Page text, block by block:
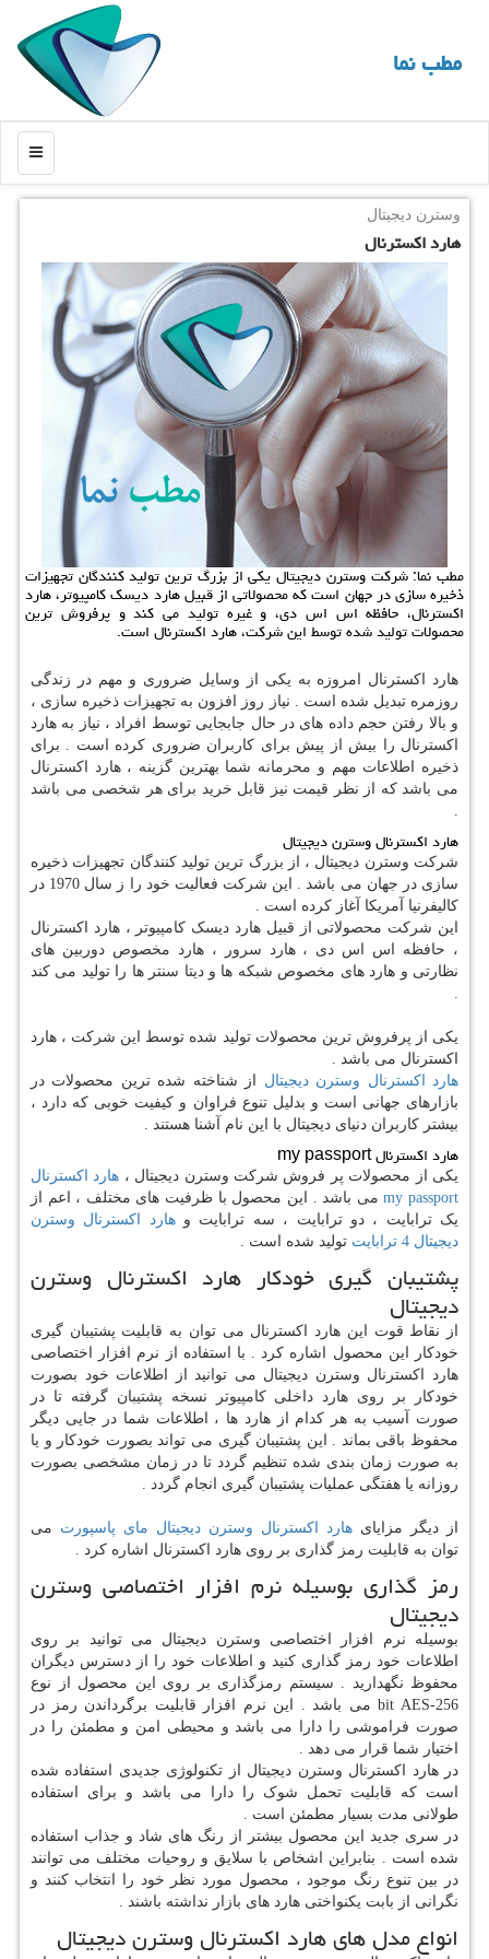
مطب نما
منو
وسترن دیجیتال
هارد اكسترنال
مطب نما: شركت وسترن دیجیتال یكی از بزرگ ترین تولید كنندگان تجهیزات
ذخیره سازی در جهان است كه محصولاتی از قبیل هارد دیسك كامپیوتر، هارد
اكسترنال، حافظه اس اس دی، و غیره تولید می كند و پرفروش ترین
محصولات تولید شده توسط این شركت، هارد اكسترنال است.
هارد اکسترنال امروزه به یکی از وسایل ضروری و مهم در زندگی
روزمره تبدیل شده است . نیاز روز افزون به تجهیزات ذخیره سازی ،
و بالا رفتن حجم داده های در حال جابجایی توسط افراد ، نیاز به هارد
اکسترنال را بیش از پیش برای کاربران ضروری کرده است . برای
ذخیره اطلاعات مهم و محرمانه شما بهترین گزینه ، هارد اکسترنال
می باشد که از نظر قیمت نیز قابل خرید برای هر شخصی می باشد
.
هارد اکسترنال وسترن دیجیتال
شرکت وسترن دیجیتال ، از بزرگ ترین تولید کنندگان تجهیزات ذخیره
سازی در جهان می باشد . این شرکت فعالیت خود را ز سال 1970 در
کالیفرنیا آمریکا آغاز کرده است .
این شرکت محصولاتی از قبیل هارد دیسک کامپیوتر ، هارد اکسترنال
، حافظه اس اس دی ، هارد سرور ، هارد مخصوص دوربین های
نظارتی و هارد های مخصوص شبکه ها و دیتا سنتر ها را تولید می کند
.
یکی از پرفروش ترین محصولات تولید شده توسط این شرکت ، هارد
اکسترنال می باشد .
هارد اکسترنال وسترن دیجیتال از شناخته شده ترین محصولات در
بازارهای جهانی است و بدلیل تنوع فراوان و کیفیت خوبی که دارد ،
بیشتر کاربران دنیای دیجیتال با این نام آشنا هستند .
هارد اکسترنالmy passport
یکی از محصولات پر فروش شرکت وسترن دیجیتال ، هارد اکسترنال
my passportمی باشد . این محصول با ظرفیت های مختلف ، اعم از
یک ترابایت ، دو ترابایت ، سه ترابایت وهارد اکسترنال وسترن
دیجیتال 4 ترابایت
تولید شده است .
پشتیبان گیری خودکار هارد اکسترنال وسترن
دیجیتال
از نقاط قوت این هارد اکسترنال می توان به قابلیت پشتیبان گیری
خودکار این محصول اشاره کرد . با استفاده از نرم افزار اختصاصی
هارد اکسترنال وسترن دیجیتال می توانید از اطلاعات خود بصورت
خودکار بر روی هارد داخلی کامپیوتر نسخه پشتیبان گرفته تا در
صورت آسیب به هر کدام از هارد ها ، اطلاعات شما در جایی دیگر
محفوظ باقی بماند . این پشتیبان گیری می تواند بصورت خودکار و یا
به صورت زمان بندی شده تنظیم گردد تا در زمان مشخصی بصورت
روزانه یا هفتگی عملیات پشتیبان گیری انجام گردد .
از دیگر مزایای هارد اکسترنال وسترن دیجیتال مای پاسپورت می
توان به قابلیت رمز گذاری بر روی هارد اکسترنال اشاره کرد .
رمز گذاری بوسیله نرم افزار اختصاصی وسترن
دیجیتال
بوسیله نرم افزار اختصاصی وسترن دیجیتال می توانید بر روی
اطلاعات خود رمز گذاری کنید و اطلاعات خود را از دسترس دیگران
محفوظ نگهدارید . سیستم رمزگذاری بر روی این محصول از نوع
256-
bit AESمی باشد . این نرم افزار قابلیت برگرداندن رمز در
صورت فراموشی را دارا می باشد و محیطی امن و مطمئن را در
اختیار شما قرار می دهد .
در هارد اکسترنال وسترن دیجیتال از تکنولوژی جدیدی استفاده شده
است که قابلیت تحمل شوک را دارا می باشد و برای استفاده
طولانی مدت بسیار مطمئن است .
در سری جدید این محصول بیشتر از رنگ های شاد و جذاب استفاده
شده است . بنابراین اشخاص با سلایق و روحیات مختلف می توانند
در بین تنوع رنگ موجود ، محصول مورد نظر خود را انتخاب کنند و
نگرانی از بابت یکنواختی هارد های بازار نداشته باشند .
انواع مدل های هارد اکسترنال وسترن دیجیتال